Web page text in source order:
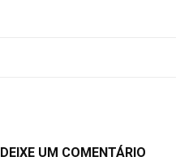
DEIXE UM COMENTÁRIO